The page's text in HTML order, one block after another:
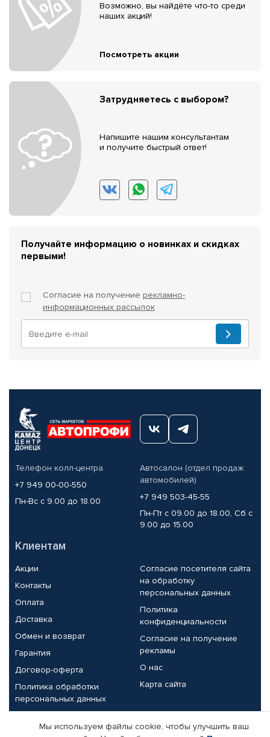
Возможно, вы найдёте что-то среди
наших акций!
Посмотреть акции
Затрудняетесь с выбором?
Напишите нашим консультантам
и получите быстрый ответ!
Получайте информацию о новинках и скидках
первыми!
Согласие на получение рекламно-
информационных рассылок
Телефон колл-центра
+7 949 00-00-550
Пн-Вс с 9.00 до 18.00
Автосалон (отдел продаж
автомобилей)
+7 949 503-45-55
Пн-Пт с 09.00 до 18.00, Сб с
9.00 до 15.00
Клиентам
Акции
Контакты
Оплата
Доставка
Обмен и возврат
Гарантия
Договор-оферта
Политика обработки
персональных данных
Согласие посетителя сайта
на обработку
персональных данных
Политика
конфиденциальности
Согласие на получение
рекламы
О нас
Карта сайта
Партнерам
Мы используем файлы cookie, чтобы улучшить ваш